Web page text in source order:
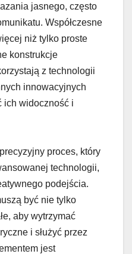
jasnego, często
Współczesne
niż tylko proste
konstrukcje
z technologii
innowacyjnych
ich widoczność i
proces, który
technologii,
podejścia.
być nie tylko
aby wytrzymać
i służyć przez
jest